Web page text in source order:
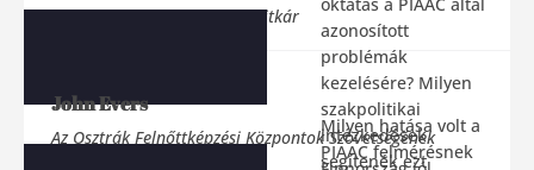
EAEA főtitkár
oktatás a PIAAC által
azonosított
problémák
kezelésére? Milyen
szakpolitikai
intézkedések
segítenék ezt
John Evers
Az Osztrák Felnőttképzési Központok Szövetségének
Milyen hatása volt a
PIAAC felmérésnek